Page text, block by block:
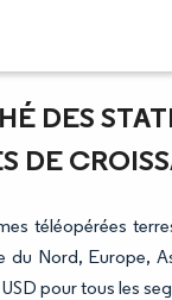
DES
DE
téléopérées
Nord, Europe,
pour tous les